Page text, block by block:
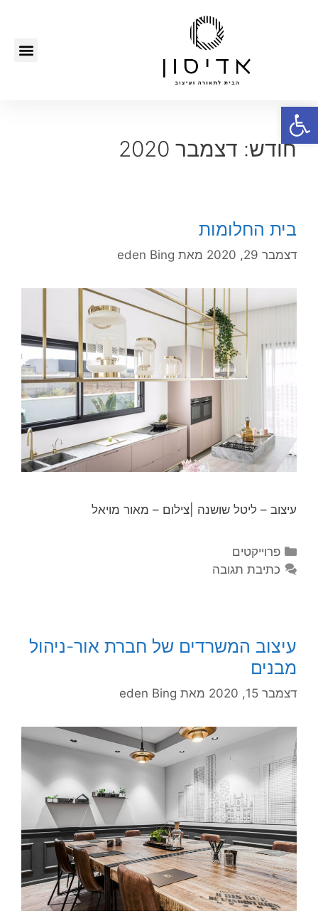
פתח סרגל נגישות
חודש: דצמבר 2020
בית החלומות
דצמבר 29, 2020 מאת eden Bing
עיצוב – ליטל שושנה |צילום – מאור מויאל
פרוייקטים
כתיבת תגובה
עיצוב המשרדים של חברת אור-ניהול
מבנים
דצמבר 15, 2020 מאת eden Bing